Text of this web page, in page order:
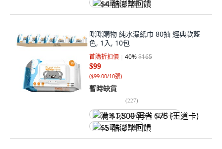
$4 酷澎幣回饋
咪咪購物 純水濕紙巾 80抽 經典款藍
色, 1入, 10包
首購折扣價 40%$165
$99
($99.00/10張)
暫時缺貨
(227)
满 $1,500 再省 $75 (王道卡)
$5 酷澎幣回饋